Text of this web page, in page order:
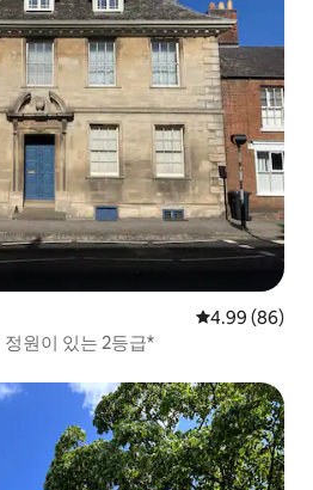
평점 4.99점(5
4.99 (86)
원이 있는 2등급*